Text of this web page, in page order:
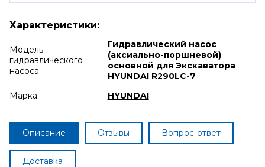
Характеристики:
Модель
гидравлического
насоса:
Гидравлический насос
(аксиально-поршневой)
основной для Экскаватора
HYUNDAI R290LC-7
Марка:
HYUNDAI
Описание Отзывы Вопрос-ответ
Доставка